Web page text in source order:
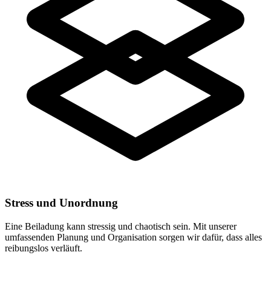
Stress und Unordnung
Eine Beiladung kann stressig und chaotisch sein. Mit unserer
umfassenden Planung und Organisation sorgen wir dafür, dass alles
reibungslos verläuft.